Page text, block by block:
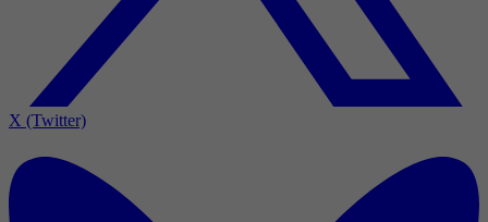
X (Twitter)